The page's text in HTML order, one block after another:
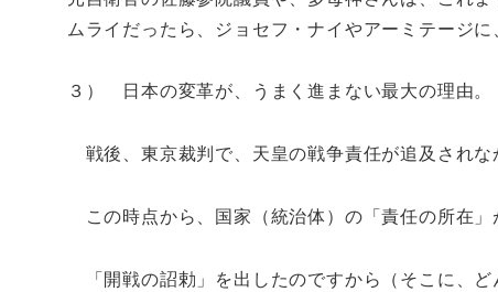
ムライだったら、ジョセフ・ナイやアーミテージ
３） 日本の変革が、うまく進まない最大の理由。
戦後、東京裁判で、天皇の戦争責任が追及されな
この時点から、国家（統治体）の「責任の所在」
「開戦の詔勅」を出したのですから（そこに、ど